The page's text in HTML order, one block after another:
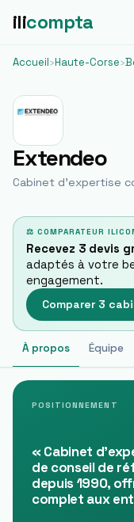
ilicompta
Accueil›Haute-Corse›
Extendeo
Cabinet d'expertise
⚖ COMPARATEUR
Recevez 3 devis
adaptés à votre
engagement.
Comparer 3
À propos Équipe
POSITIONNEMENT
« Cabinet
de conseil de
depuis 1990,
complet aux